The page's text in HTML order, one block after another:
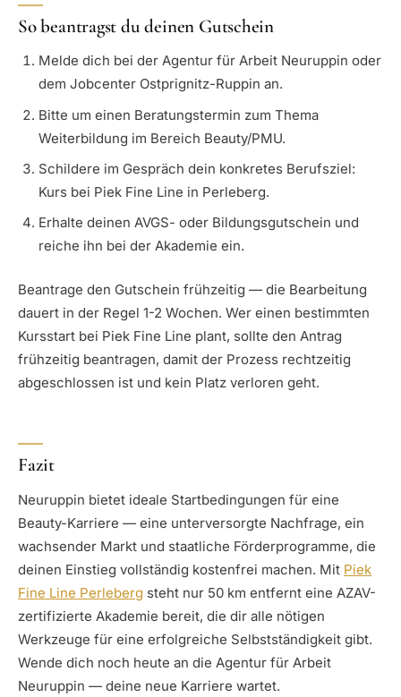
So beantragst du deinen Gutschein
Melde dich bei der Agentur für Arbeit Neuruppin oder
dem Jobcenter Ostprignitz-Ruppin an.
Bitte um einen Beratungstermin zum Thema
Weiterbildung im Bereich Beauty/PMU.
Schildere im Gespräch dein konkretes Berufsziel:
Kurs bei Piek Fine Line in Perleberg.
Erhalte deinen AVGS- oder Bildungsgutschein und
reiche ihn bei der Akademie ein.
Beantrage den Gutschein frühzeitig — die Bearbeitung
dauert in der Regel 1-2 Wochen. Wer einen bestimmten
Kursstart bei Piek Fine Line plant, sollte den Antrag
frühzeitig beantragen, damit der Prozess rechtzeitig
abgeschlossen ist und kein Platz verloren geht.
Fazit
Neuruppin bietet ideale Startbedingungen für eine
Beauty-Karriere — eine unterversorgte Nachfrage, ein
wachsender Markt und staatliche Förderprogramme, die
deinen Einstieg vollständig kostenfrei machen. Mit Piek
Fine Line Perleberg steht nur 50 km entfernt eine AZAV-
zertifizierte Akademie bereit, die dir alle nötigen
Werkzeuge für eine erfolgreiche Selbstständigkeit gibt.
Wende dich noch heute an die Agentur für Arbeit
Neuruppin — deine neue Karriere wartet.